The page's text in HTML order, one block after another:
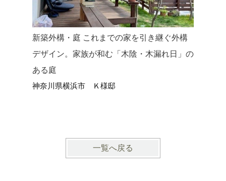
新築外構・庭 これまでの家を引き継ぐ外構
デザイン。家族が和む「木陰・木漏れ日」の
ある庭
神奈川県横浜市 Ｋ様邸
一覧へ戻る